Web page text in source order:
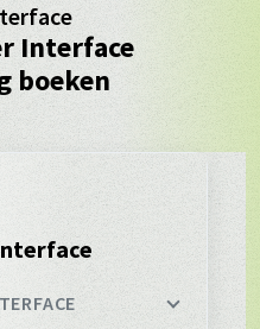
Interface
boeken